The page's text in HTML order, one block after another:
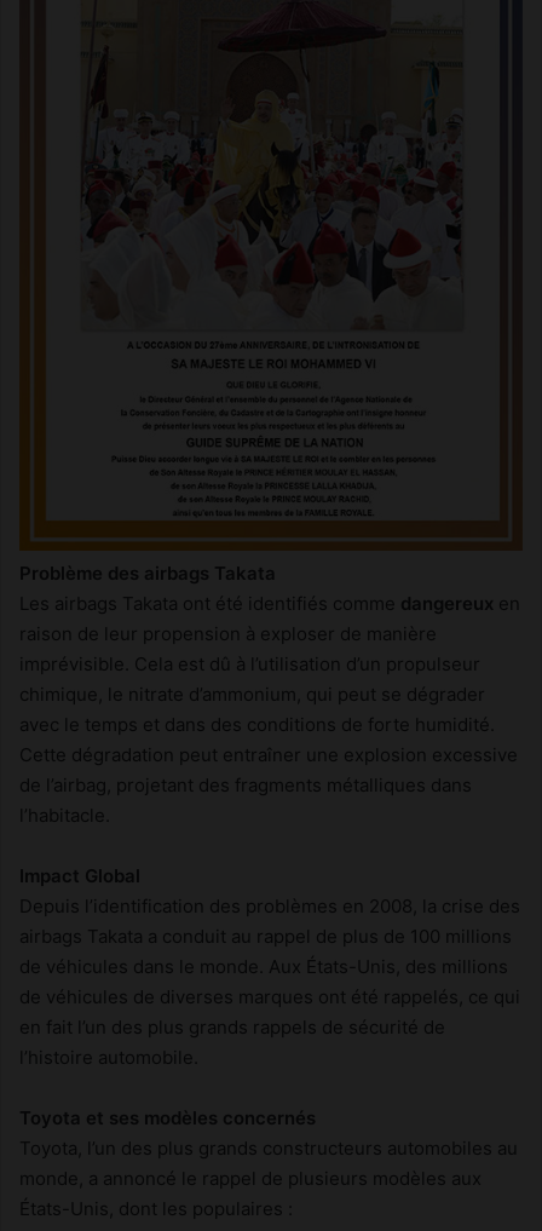
Problème des airbags Takata
Les airbags Takata ont été identifiés comme dangereux en
raison de leur propension à exploser de manière
imprévisible. Cela est dû à l’utilisation d’un propulseur
chimique, le nitrate d’ammonium, qui peut se dégrader
avec le temps et dans des conditions de forte humidité.
Cette dégradation peut entraîner une explosion excessive
de l’airbag, projetant des fragments métalliques dans
l’habitacle.
Impact Global
Depuis l’identification des problèmes en 2008, la crise des
airbags Takata a conduit au rappel de plus de 100 millions
de véhicules dans le monde. Aux États-Unis, des millions
de véhicules de diverses marques ont été rappelés, ce qui
en fait l’un des plus grands rappels de sécurité de
l’histoire automobile.
Toyota et ses modèles concernés
Toyota, l’un des plus grands constructeurs automobiles au
monde, a annoncé le rappel de plusieurs modèles aux
États-Unis, dont les populaires :